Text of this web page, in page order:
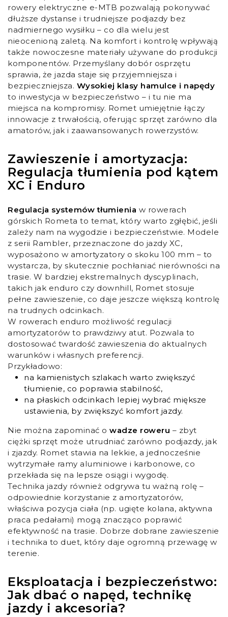
rowery elektryczne e-MTB pozwalają pokonywać
dłuższe dystanse i trudniejsze podjazdy bez
nadmiernego wysiłku – co dla wielu jest
nieocenioną zaletą. Na komfort i kontrolę wpływają
także nowoczesne materiały używane do produkcji
komponentów. Przemyślany dobór osprzętu
sprawia, że jazda staje się przyjemniejsza i
bezpieczniejsza. Wysokiej klasy hamulce i napędy
to inwestycja w bezpieczeństwo – i tu nie ma
miejsca na kompromisy. Romet umiejętnie łączy
innowacje z trwałością, oferując sprzęt zarówno dla
amatorów, jak i zaawansowanych rowerzystów.
Zawieszenie i amortyzacja:
Regulacja tłumienia pod kątem
XC i Enduro
Regulacja systemów tłumienia w rowerach
górskich Rometa to temat, który warto zgłębić, jeśli
zależy nam na wygodzie i bezpieczeństwie. Modele
z serii Rambler, przeznaczone do jazdy XC,
wyposażono w amortyzatory o skoku 100 mm – to
wystarcza, by skutecznie pochłaniać nierówności na
trasie. W bardziej ekstremalnych dyscyplinach,
takich jak enduro czy downhill, Romet stosuje
pełne zawieszenie, co daje jeszcze większą kontrolę
na trudnych odcinkach.
W rowerach enduro możliwość regulacji
amortyzatorów to prawdziwy atut. Pozwala to
dostosować twardość zawieszenia do aktualnych
warunków i własnych preferencji.
Przykładowo:
na kamienistych szlakach warto zwiększyć
tłumienie, co poprawia stabilność,
na płaskich odcinkach lepiej wybrać miększe
ustawienia, by zwiększyć komfort jazdy.
Nie można zapominać o wadze roweru – zbyt
ciężki sprzęt może utrudniać zarówno podjazdy, jak
i zjazdy. Romet stawia na lekkie, a jednocześnie
wytrzymałe ramy aluminiowe i karbonowe, co
przekłada się na lepsze osiągi i wygodę.
Technika jazdy również odgrywa tu ważną rolę –
odpowiednie korzystanie z amortyzatorów,
właściwa pozycja ciała (np. ugięte kolana, aktywna
praca pedałami) mogą znacząco poprawić
efektywność na trasie. Dobrze dobrane zawieszenie
i technika to duet, który daje ogromną przewagę w
terenie.
Eksploatacja i bezpieczeństwo:
Jak dbać o napęd, technikę
jazdy i akcesoria?